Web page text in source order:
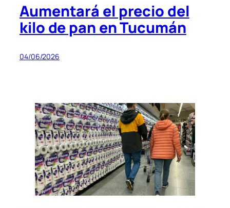
Aumentará el precio del
kilo de pan en Tucumán
04/06/2026